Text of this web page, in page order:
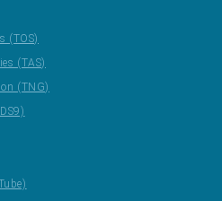
(TOS)
(TAS)
(TNG)